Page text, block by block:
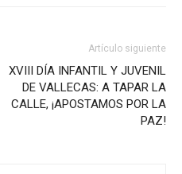
Artículo siguiente
XVIII DÍA INFANTIL Y JUVENIL
DE VALLECAS: A TAPAR LA
CALLE, ¡APOSTAMOS POR LA
PAZ!